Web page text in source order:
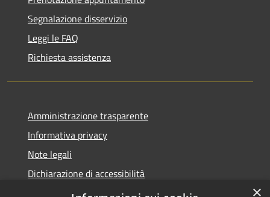
Segnalazione disservizio
Leggi le FAQ
Richiesta assistenza
Amministrazione trasparente
Informativa privacy
Note legali
Dichiarazione di accessibilità
Obbietivi di accessibilità
×